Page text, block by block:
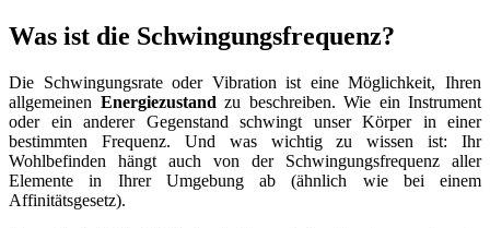
Was ist die Schwingungsfrequenz?
Die Schwingungsrate oder Vibration ist eine Möglichkeit, Ihren
allgemeinen Energiezustand zu beschreiben. Wie ein Instrument
oder ein anderer Gegenstand schwingt unser Körper in einer
bestimmten Frequenz. Und was wichtig zu wissen ist: Ihr
Wohlbefinden hängt auch von der Schwingungsfrequenz aller
Elemente in Ihrer Umgebung ab (ähnlich wie bei einem
Affinitätsgesetz).